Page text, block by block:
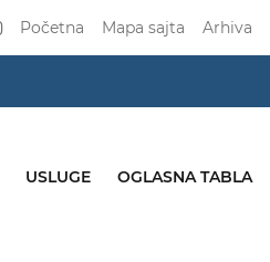
Početna Mapa sajta Arhiva
USLUGE OGLASNA TABLA